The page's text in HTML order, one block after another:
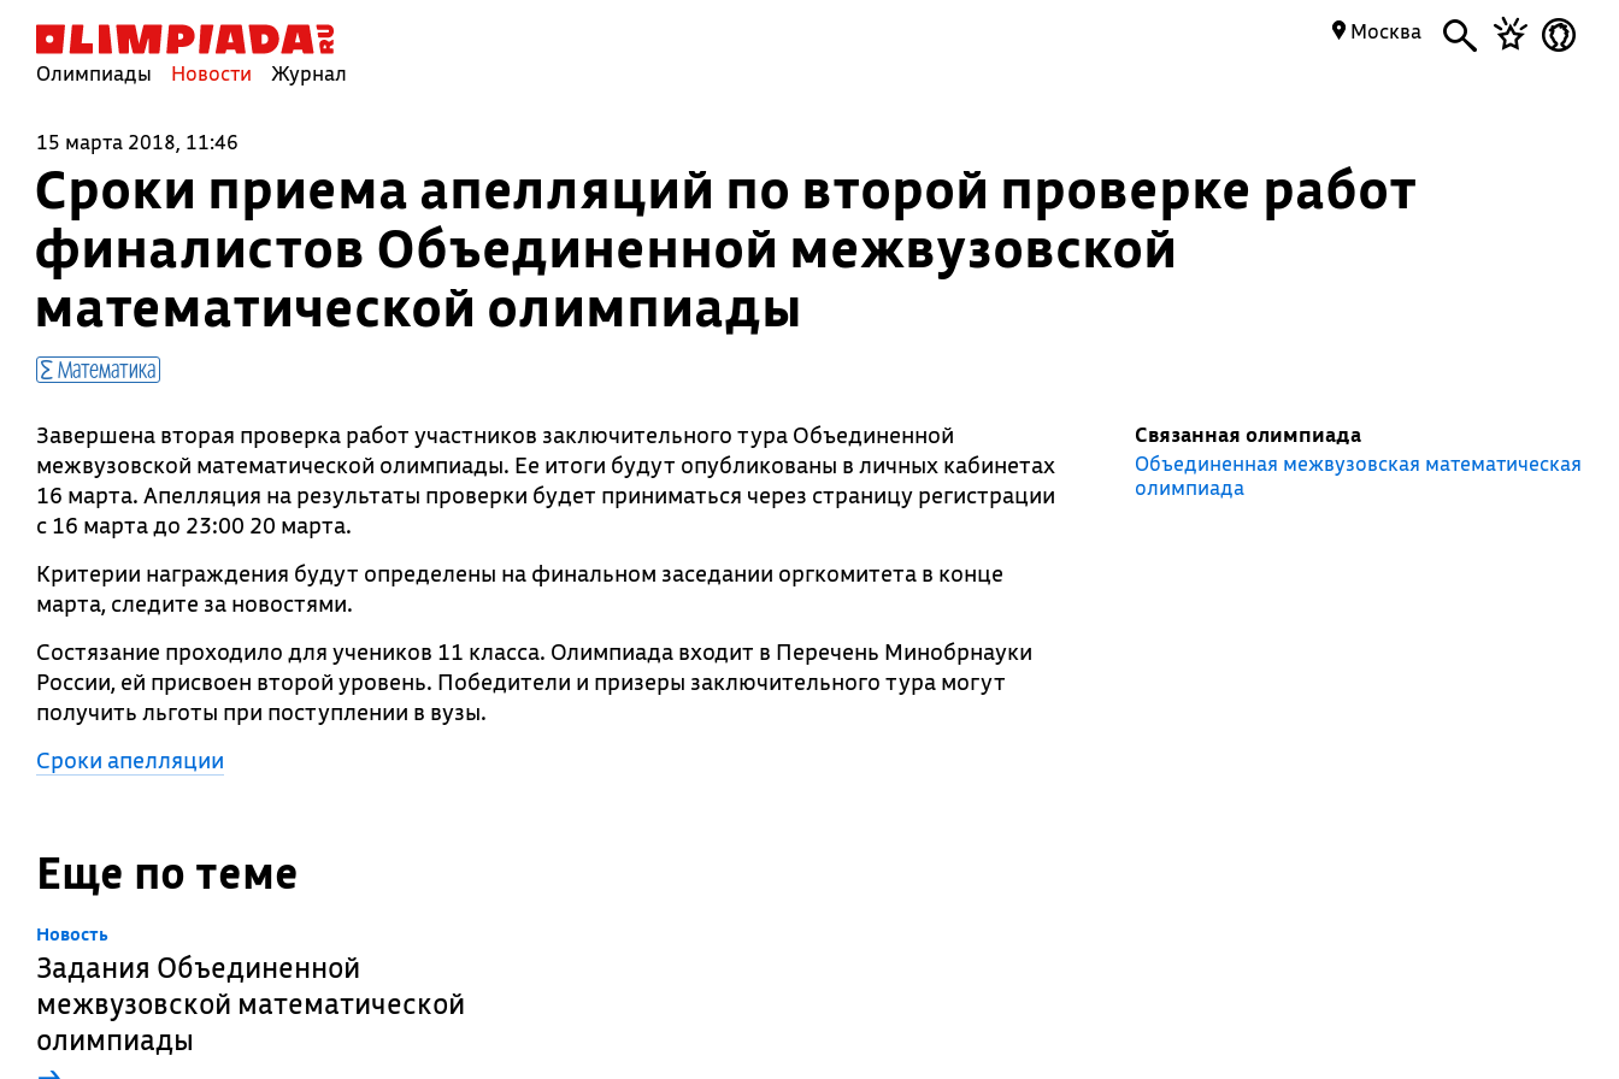
Олимпиады Новости Журнал
Москва
15 марта 2018, 11:46
Сроки приема апелляций по второй проверке работ
финалистов Объединенной межвузовской
математической олимпиады
Математика
Завершена вторая проверка работ участников заключительного тура Объединенной
межвузовской математической олимпиады. Ее итоги будут опубликованы в личных кабинетах
16 марта. Апелляция на результаты проверки будет приниматься через страницу регистрации
с 16 марта до 23:00 20 марта.
Критерии награждения будут определены на финальном заседании оргкомитета в конце
марта, следите за новостями.
Состязание проходило для учеников 11 класса. Олимпиада входит в Перечень Минобрнауки
России, ей присвоен второй уровень. Победители и призеры заключительного тура могут
получить льготы при поступлении в вузы.
Сроки апелляции
Связанная олимпиада
Объединенная межвузовская математическая
олимпиада
Еще по теме
Новость
Задания Объединенной
межвузовской математической
олимпиады